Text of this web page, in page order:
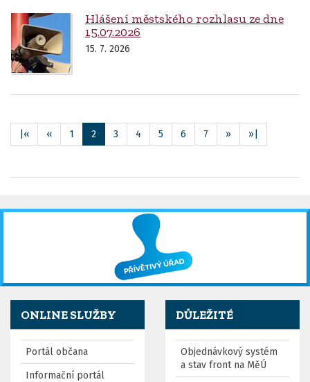
Hlášení městského rozhlasu ze dne
15.07.2026
15. 7. 2026
|« « 1 2 3 4 5 6 7 » »|
ONLINE SLUŽBY
Portál občana
Informační portál
DŮLEŽITÉ
Objednávkový systém
a stav front na MěÚ